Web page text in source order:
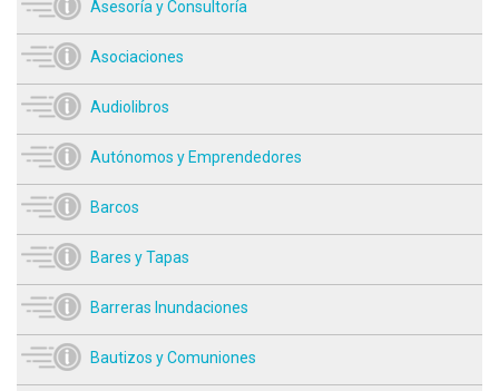
Asesoría y Consultoría
Asociaciones
Audiolibros
Autónomos y Emprendedores
Barcos
Bares y Tapas
Barreras Inundaciones
Bautizos y Comuniones